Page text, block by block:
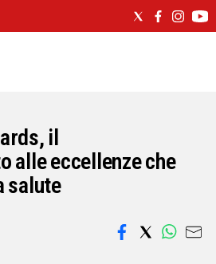
il
alle eccellenze che
salute